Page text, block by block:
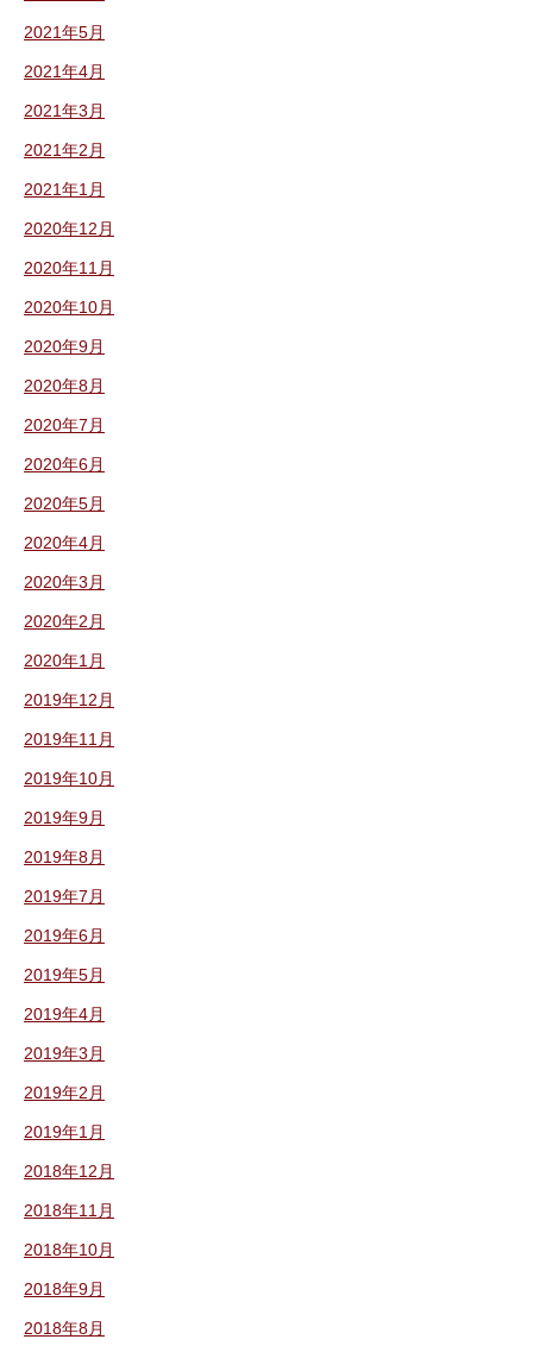
2021年5月
2021年4月
2021年3月
2021年2月
2021年1月
2020年12月
2020年11月
2020年10月
2020年9月
2020年8月
2020年7月
2020年6月
2020年5月
2020年4月
2020年3月
2020年2月
2020年1月
2019年12月
2019年11月
2019年10月
2019年9月
2019年8月
2019年7月
2019年6月
2019年5月
2019年4月
2019年3月
2019年2月
2019年1月
2018年12月
2018年11月
2018年10月
2018年9月
2018年8月